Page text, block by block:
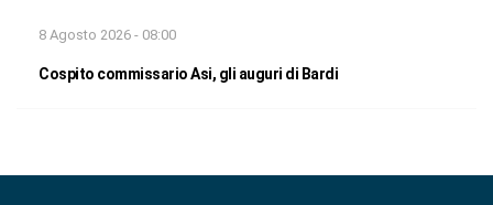
8 Agosto 2026 - 08:00
Cospito commissario Asi, gli auguri di Bardi